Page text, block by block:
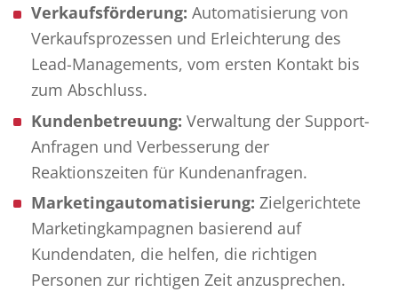
Verkaufsförderung: Automatisierung von
Verkaufsprozessen und Erleichterung des
Lead-Managements, vom ersten Kontakt bis
zum Abschluss.
Kundenbetreuung: Verwaltung der Support-
Anfragen und Verbesserung der
Reaktionszeiten für Kundenanfragen.
Marketingautomatisierung: Zielgerichtete
Marketingkampagnen basierend auf
Kundendaten, die helfen, die richtigen
Personen zur richtigen Zeit anzusprechen.